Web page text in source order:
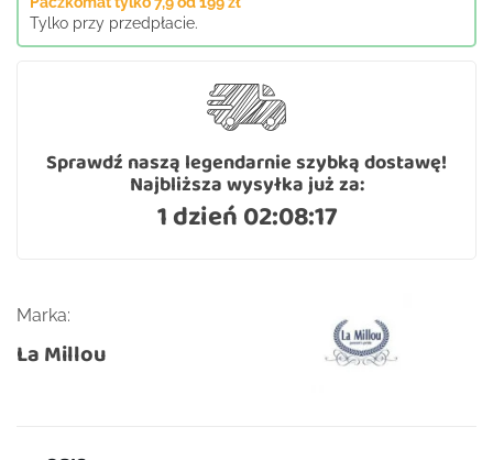
Tylko przy przedpłacie.
Sprawdź naszą legendarnie szybką dostawę!
Najbliższa wysyłka już za:
1 dzień 02:08:16
Marka:
La Millou